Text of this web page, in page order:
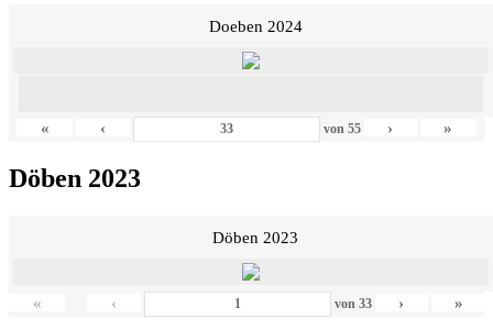
Doeben 2024
« ‹ von 55 › »
Döben 2023
Döben 2023
« ‹ von 33 › »